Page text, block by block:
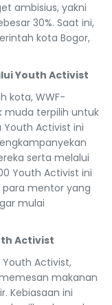
ambisius, yakni
30%. Saat ini,
kota Bogor,
Youth Activist
kota, WWF-
muda terpilih untuk
Activist ini
serta melalui
Youth Activist ini
mentor yang
mulai
Activist
Activist,
makanan
Kebiasaan ini